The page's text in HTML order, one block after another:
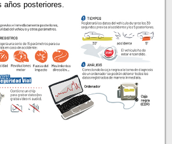
años posteriores.